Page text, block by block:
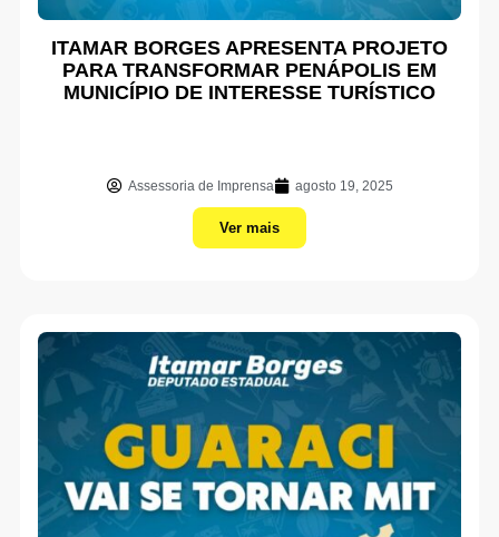
ITAMAR BORGES APRESENTA PROJETO
PARA TRANSFORMAR PENÁPOLIS EM
MUNICÍPIO DE INTERESSE TURÍSTICO
Assessoria de Imprensa agosto 19, 2025
Ver mais